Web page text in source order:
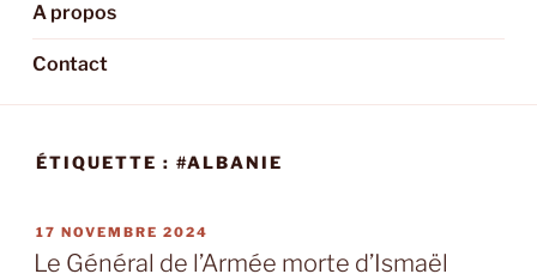
A propos
Contact
ÉTIQUETTE : #ALBANIE
PUBLIÉ
LE
17 NOVEMBRE 2024
Le Général de l’Armée morte d’Ismaël